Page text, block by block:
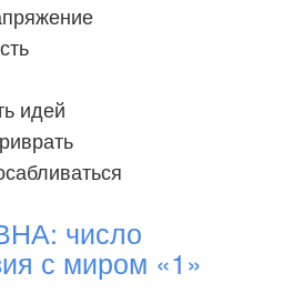
идей
число
с миром «1»